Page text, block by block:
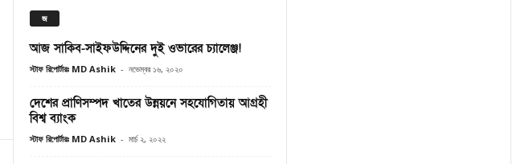
জ
আজ সাকিব-সাইফউদ্দিনের দুই ওভারের চ্যালেঞ্জ!
স্টাফ রিপোর্টারঃ MD Ashik - নভেম্বর ১৬, ২০২০
দেশের প্রাণিসম্পদ খাতের উন্নয়নে সহযোগিতায় আগ্রহী
বিশ্ব ব্যাংক
স্টাফ রিপোর্টারঃ MD Ashik - মার্চ ২, ২০২২